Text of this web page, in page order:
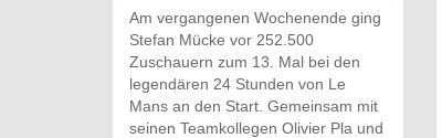
Am vergangenen Wochenende ging
Stefan Mücke vor 252.500
Zuschauern zum 13. Mal bei den
legendären 24 Stunden von Le
Mans an den Start. Gemeinsam mit
seinen Teamkollegen Olivier Pla und